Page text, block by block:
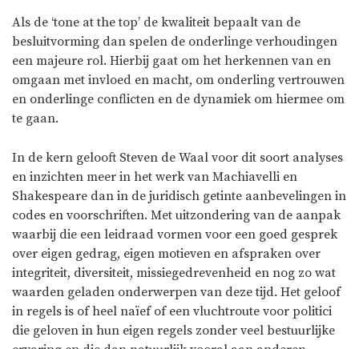
Als de ‘tone at the top’ de kwaliteit bepaalt van de
besluitvorming dan spelen de onderlinge verhoudingen
een majeure rol. Hierbij gaat om het herkennen van en
omgaan met invloed en macht, om onderling vertrouwen
en onderlinge conflicten en de dynamiek om hiermee om
te gaan.
In de kern gelooft Steven de Waal voor dit soort analyses
en inzichten meer in het werk van Machiavelli en
Shakespeare dan in de juridisch getinte aanbevelingen in
codes en voorschriften. Met uitzondering van de aanpak
waarbij die een leidraad vormen voor een goed gesprek
over eigen gedrag, eigen motieven en afspraken over
integriteit, diversiteit, missiegedrevenheid en nog zo wat
waarden geladen onderwerpen van deze tijd. Het geloof
in regels is of heel naïef of een vluchtroute voor politici
die geloven in hun eigen regels zonder veel bestuurlijke